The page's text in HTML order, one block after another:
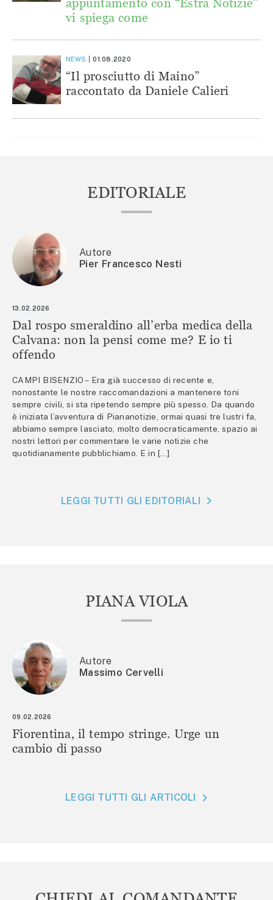
vi spiega come
NEWS 01.08.2020
“Il prosciutto di Maino”
raccontato da Daniele Calieri
EDITORIALE
Autore
Pier Francesco Nesti
13.02.2026
Dal rospo smeraldino all’erba medica della
Calvana: non la pensi come me? E io ti
offendo
CAMPI BISENZIO – Era già successo di recente e,
nonostante le nostre raccomandazioni a mantenere toni
sempre civili, si sta ripetendo sempre più spesso. Da quando
è iniziata l’avventura di Piananotizie, ormai quasi tre lustri fa,
abbiamo sempre lasciato, molto democraticamente, spazio ai
nostri lettori per commentare le varie notizie che
quotidianamente pubblichiamo. E in […]
LEGGI TUTTI GLI EDITORIALI
PIANA VIOLA
Autore
Massimo Cervelli
09.02.2026
Fiorentina, il tempo stringe. Urge un
cambio di passo
LEGGI TUTTI GLI ARTICOLI